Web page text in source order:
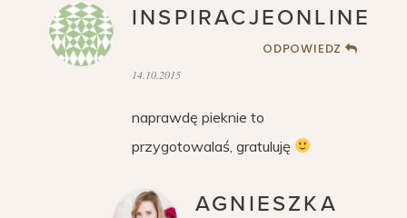
INSPIRACJEONLINE
ODPOWIEDZ
14.10.2015
naprawdę pieknie to
przygotowalaś, gratuluję
AGNIESZKA